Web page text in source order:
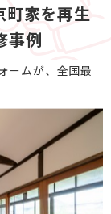
家を再生
事例
ームが、全国最